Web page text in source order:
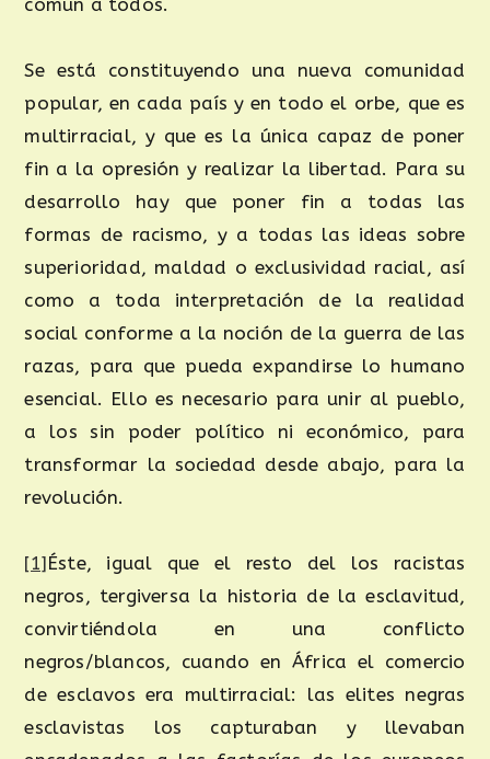
común a todos.
Se está constituyendo una nueva comunidad
popular, en cada país y en todo el orbe, que es
multirracial, y que es la única capaz de poner
fin a la opresión y realizar la libertad. Para su
desarrollo hay que poner fin a todas las
formas de racismo, y a todas las ideas sobre
superioridad, maldad o exclusividad racial, así
como a toda interpretación de la realidad
social conforme a la noción de la guerra de las
razas, para que pueda expandirse lo humano
esencial. Ello es necesario para unir al pueblo,
a los sin poder político ni económico, para
transformar la sociedad desde abajo, para la
revolución.
[1]Éste, igual que el resto del los racistas
negros, tergiversa la historia de la esclavitud,
convirtiéndola en una conflicto
negros/blancos, cuando en África el comercio
de esclavos era multirracial: las elites negras
esclavistas los capturaban y llevaban